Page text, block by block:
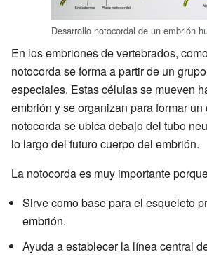
Desarrollo notocordal de un embrión
En los embriones de vertebrados,
notocorda se forma a partir de un
especiales. Estas células se mueven
embrión y se organizan para formar
notocorda se ubica debajo del tubo
lo largo del futuro cuerpo del embrión.
La notocorda es muy importante
Sirve como base para el esqueleto
embrión.
Ayuda a establecer la línea central